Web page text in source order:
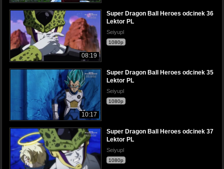
08:19
Super Dragon Ball Heroes odcinek 36
Lektor PL
Seiyupl
1080p
10:17
Super Dragon Ball Heroes odcinek 35
Lektor PL
Seiyupl
1080p
Super Dragon Ball Heroes odcinek 37
Lektor PL
Seiyupl
1080p